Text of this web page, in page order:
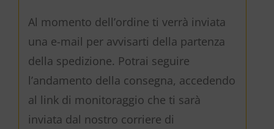
Al momento dell’ordine ti verrà inviata
una e-mail per avvisarti della partenza
della spedizione. Potrai seguire
l’andamento della consegna, accedendo
al link di monitoraggio che ti sarà
inviata dal nostro corriere di